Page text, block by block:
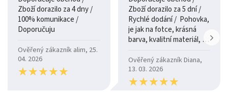
Zboží dorazilo za 4 dny /
100% komunikace /
Doporučuju
Ověřený zákazník alim, 25.
04. 2026
★★★★★
★★★★★
Zboží dorazilo za 5 dní /
Rychlé dodání / Pohovka,
je jak na fotce, krásná
barva, kvalitní materiál, a
Ověřený zákazník Diana,
13. 03. 2026
★★★★★
★★★★★